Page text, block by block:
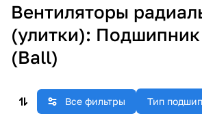
Вентиляторы
(улитки):
(Ball)
Все фильтры Тип